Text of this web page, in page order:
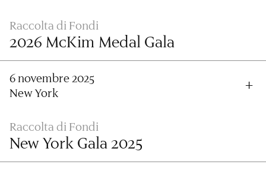
Raccolta di Fondi
2026 McKim Medal Gala
6 novembre 2025
New York
Raccolta di Fondi
New York Gala 2025